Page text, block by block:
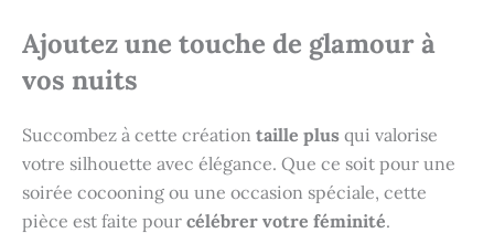
Ajoutez une touche de glamour à
vos nuits
Succombez à cette création taille plus qui valorise
votre silhouette avec élégance. Que ce soit pour une
soirée cocooning ou une occasion spéciale, cette
pièce est faite pour célébrer votre féminité.